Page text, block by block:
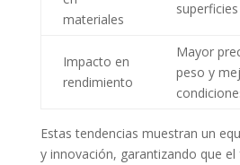
materiales
Impacto en
rendimiento
Mayor
peso y
Estas tendencias muestran un
y innovación, garantizando que